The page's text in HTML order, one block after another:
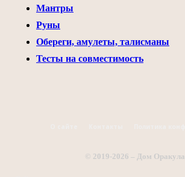
Мантры
Руны
Обереги, амулеты, талисманы
Тесты на совместимость
© 2019-2026 – Дом Оракула